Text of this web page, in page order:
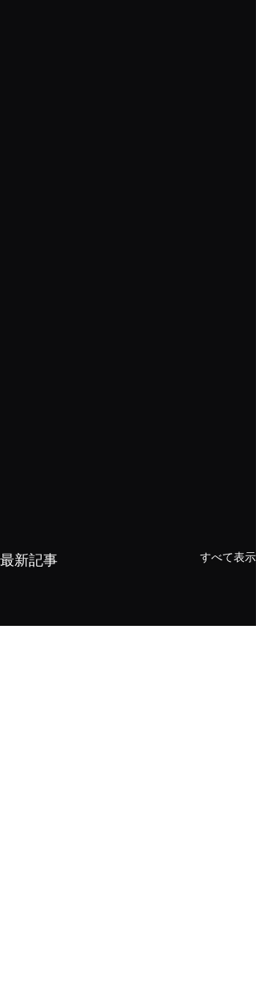
最新記事 すべて表示